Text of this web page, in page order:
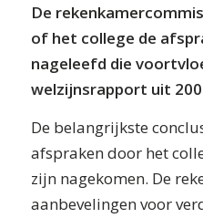
De
of het college de
nageleefd die
welzijnsrapport uit
De belangrijkste
afspraken door het
zijn nagekomen. De
aanbevelingen voor